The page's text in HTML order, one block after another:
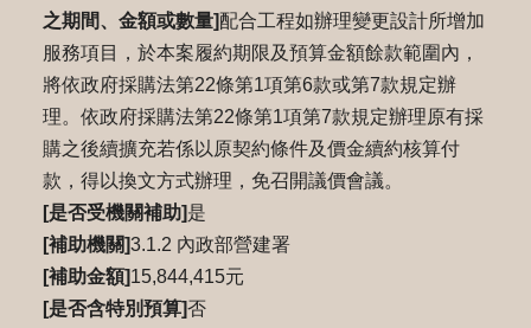
之期間、金額或數量]配合工程如辦理變更設計所增加
服務項目，於本案履約期限及預算金額餘款範圍內，
將依政府採購法第22條第1項第6款或第7款規定辦
理。依政府採購法第22條第1項第7款規定辦理原有採
購之後續擴充若係以原契約條件及價金續約核算付
款，得以換文方式辦理，免召開議價會議。
[是否受機關補助]是
[補助機關]3.1.2 內政部營建署
[補助金額]15,844,415元
[是否含特別預算]否